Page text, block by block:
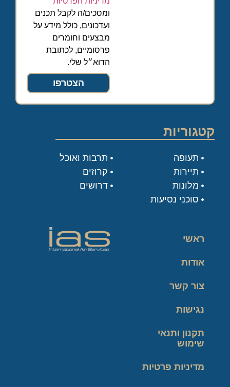
ומסכים/ה לקבל תכנים
ועדכונים, כולל מידע על
מבצעים וחומרים
פרסומיים, לכתובת
הדוא״ל שלי.
הצטרפו
קטגוריות
תעופה
תיירות
מלונות
סוכני נסיעות
תרבות ואוכל
קרוזים
דרושים
ראשי
אודות
צור קשר
נגישות
תקנון ותנאי
שימוש
מדיניות פרטיות